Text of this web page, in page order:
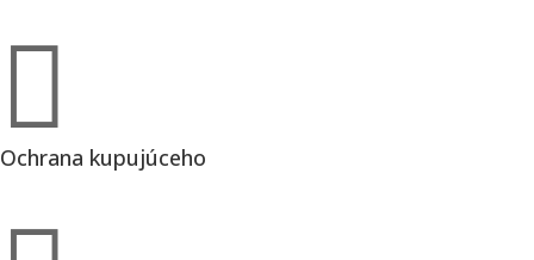
(333733)

Ochrana kupujúceho